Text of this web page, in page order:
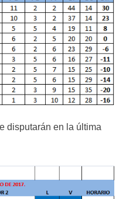
disputarán en la última